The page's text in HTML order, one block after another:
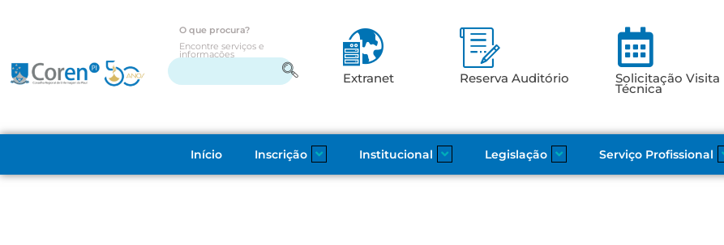
O que procura?
Encontre serviços e
informações
Extranet Reserva Auditório Solicitação Visita
Técnica
Início Inscrição Institucional Legislação Serviço Profissional